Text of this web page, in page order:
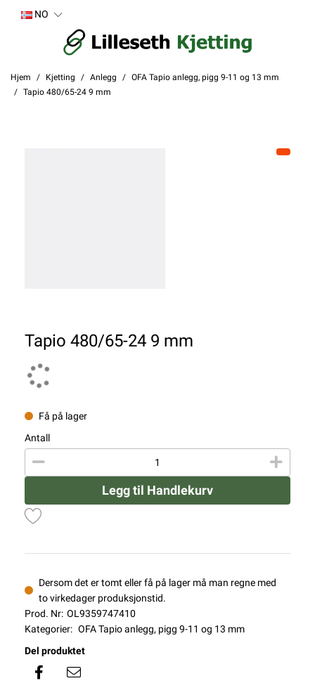
NO
Hjem Kjetting Anlegg
OFA Tapio anlegg, pigg 9-11 og 13 mm
Tapio 480/65-24 9 mm
Tapio 480/65-24 9 mm
Få på lager
Antall
Legg til Handlekurv
Dersom det er tomt eller få på lager må man regne med
to virkedager produksjonstid.
Prod. Nr: OL9359747410
Kategorier: OFA Tapio anlegg, pigg 9-11 og 13 mm
Del produktet